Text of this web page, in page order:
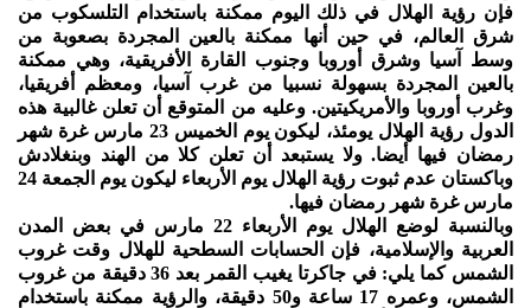
فإن رؤية الهلال في ذلك اليوم ممكنة باستخدام التلسكوب من
شرق العالم، في حين أنها ممكنة بالعين المجردة بصعوبة من
وسط آسيا وشرق أوروبا وجنوب القارة الأفريقية، وهي ممكنة
بالعين المجردة بسهولة نسبيا من غرب آسيا، ومعظم أفريقيا،
وغرب أوروبا والأمريكيتين. وعليه من المتوقع أن تعلن غالبية هذه
الدول رؤية الهلال يومئذ، ليكون يوم الخميس 23 مارس غرة شهر
رمضان فيها أيضا. ولا يستبعد أن تعلن كلا من الهند وبنغلادش
وباكستان عدم ثبوت رؤية الهلال يوم الأربعاء ليكون يوم الجمعة 24
مارس غرة شهر رمضان فيها.
وبالنسبة لوضع الهلال يوم الأربعاء 22 مارس في بعض المدن
العربية والإسلامية، فإن الحسابات السطحية للهلال وقت غروب
الشمس كما يلي: في جاكرتا يغيب القمر بعد 36 دقيقة من غروب
الشمس، وعمره 17 ساعة و50 دقيقة، والرؤية ممكنة باستخدام